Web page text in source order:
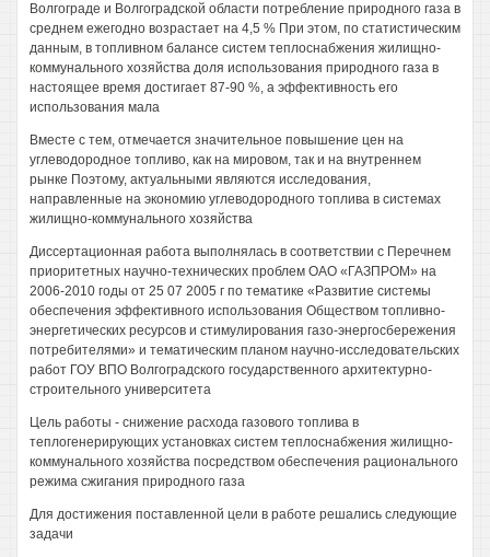
Волгограде и Волгоградской области потребление природного газа в
среднем ежегодно возрастает на 4,5 % При этом, по статистическим
данным, в топливном балансе систем теплоснабжения жилищно-
коммунального хозяйства доля использования природного газа в
настоящее время достигает 87-90 %, а эффективность его
использования мала
Вместе с тем, отмечается значительное повышение цен на
углеводородное топливо, как на мировом, так и на внутреннем
рынке Поэтому, актуальными являются исследования,
направленные на экономию углеводородного топлива в системах
жилищно-коммунального хозяйства
Диссертационная работа выполнялась в соответствии с Перечнем
приоритетных научно-технических проблем ОАО «ГАЗПРОМ» на
2006-2010 годы от 25 07 2005 г по тематике «Развитие системы
обеспечения эффективного использования Обществом топливно-
энергетических ресурсов и стимулирования газо-энергосбережения
потребителями» и тематическим планом научно-исследовательских
работ ГОУ ВПО Волгоградского государственного архитектурно-
строительного университета
Цель работы - снижение расхода газового топлива в
теплогенерирующих установках систем теплоснабжения жилищно-
коммунального хозяйства посредством обеспечения рационального
режима сжигания природного газа
Для достижения поставленной цели в работе решались следующие
задачи